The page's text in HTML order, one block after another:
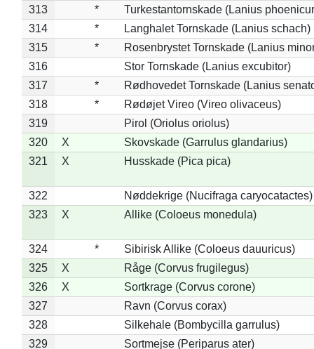
313
*
Turkestantornskade (Lanius
314
*
Langhalet Tornskade (Lanius schach)
315
*
Rosenbrystet Tornskade (Lanius
316
Stor Tornskade (Lanius excubitor)
317
*
Rødhovedet Tornskade (Lanius
318
*
Rødøjet Vireo (Vireo olivaceus)
319
Pirol (Oriolus oriolus)
320
X
Skovskade (Garrulus glandarius)
321
X Husskade (Pica pica)
322
Nøddekrige (Nucifraga caryocatactes)
323
X Allike (Coloeus monedula)
324 *
Sibirisk Allike (Coloeus dauuricus)
325
X
Råge (Corvus frugilegus)
326
X
Sortkrage (Corvus corone)
327
Ravn (Corvus corax)
328
Silkehale (Bombycilla garrulus)
329
Sortmejse (Periparus ater)